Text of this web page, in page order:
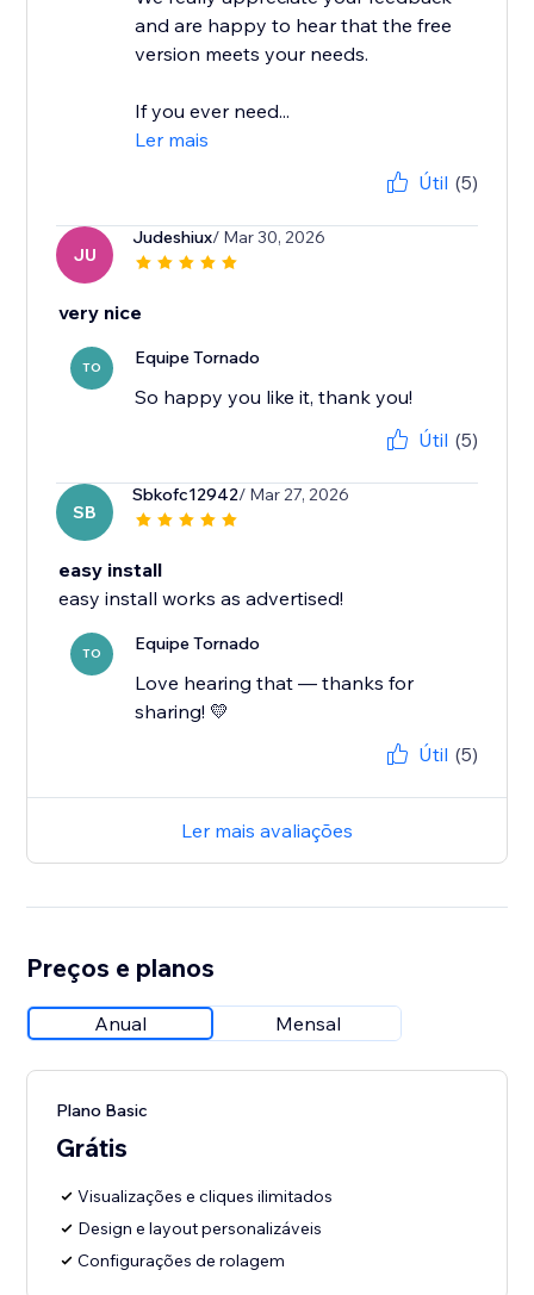
and are happy to hear that the free
version meets your needs.
If you ever need...
Ler mais
Útil (5)
JU
Judeshiux/ Mar 30, 2026
very nice
TO Equipe Tornado
So happy you like it, thank you!
Útil (5)
SB
Sbkofc12942/ Mar 27, 2026
easy install
easy install works as advertised!
TO Equipe Tornado
Love hearing that — thanks for
sharing! 💛
Útil (5)
Ler mais avaliações
Preços e planos
Anual Mensal
Plano Basic
Grátis
Visualizações e cliques ilimitados
Design e layout personalizáveis
Configurações de rolagem